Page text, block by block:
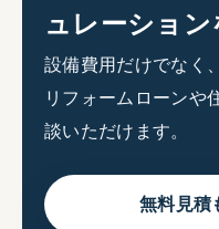
ュレーション
設備費用だけでなく
リフォームローンや
談いただけます。
無料見積